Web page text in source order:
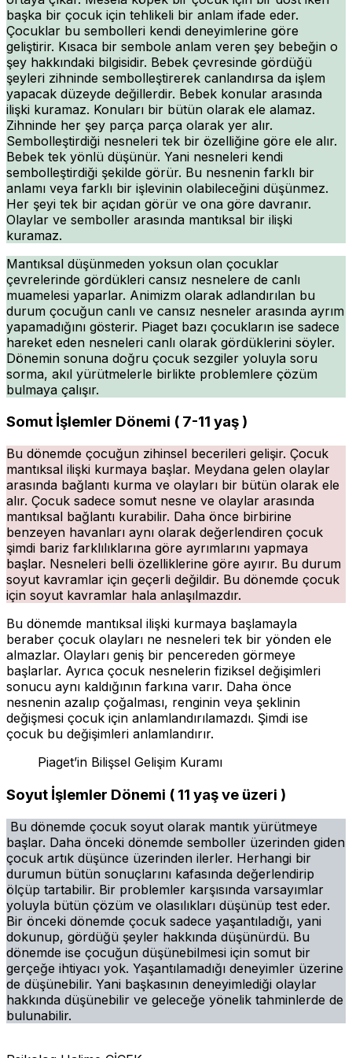
başka bir çocuk için tehlikeli bir anlam ifade eder.
Çocuklar bu sembolleri kendi deneyimlerine göre
geliştirir. Kısaca bir sembole anlam veren şey bebeğin o
şey hakkındaki bilgisidir. Bebek çevresinde gördüğü
şeyleri zihninde sembolleştirerek canlandırsa da işlem
yapacak düzeyde değillerdir. Bebek konular arasında
ilişki kuramaz. Konuları bir bütün olarak ele alamaz.
Zihninde her şey parça parça olarak yer alır.
Sembolleştirdiği nesneleri tek bir özelliğine göre ele alır.
Bebek tek yönlü düşünür. Yani nesneleri kendi
sembolleştirdiği şekilde görür. Bu nesnenin farklı bir
anlamı veya farklı bir işlevinin olabileceğini düşünmez.
Her şeyi tek bir açıdan görür ve ona göre davranır.
Olaylar ve semboller arasında mantıksal bir ilişki
kuramaz.
Mantıksal düşünmeden yoksun olan çocuklar
çevrelerinde gördükleri cansız nesnelere de canlı
muamelesi yaparlar. Animizm olarak adlandırılan bu
durum çocuğun canlı ve cansız nesneler arasında ayrım
yapamadığını gösterir. Piaget bazı çocukların ise sadece
hareket eden nesneleri canlı olarak gördüklerini söyler.
Dönemin sonuna doğru çocuk sezgiler yoluyla soru
sorma, akıl yürütmelerle birlikte problemlere çözüm
bulmaya çalışır.
Somut İşlemler Dönemi ( 7-11 yaş )
Bu dönemde çocuğun zihinsel becerileri gelişir. Çocuk
mantıksal ilişki kurmaya başlar. Meydana gelen olaylar
arasında bağlantı kurma ve olayları bir bütün olarak ele
alır. Çocuk sadece somut nesne ve olaylar arasında
mantıksal bağlantı kurabilir. Daha önce birbirine
benzeyen havanları aynı olarak değerlendiren çocuk
şimdi bariz farklılıklarına göre ayrımlarını yapmaya
başlar. Nesneleri belli özelliklerine göre ayırır. Bu durum
soyut kavramlar için geçerli değildir. Bu dönemde çocuk
için soyut kavramlar hala anlaşılmazdır.
Bu dönemde mantıksal ilişki kurmaya başlamayla
beraber çocuk olayları ne nesneleri tek bir yönden ele
almazlar. Olayları geniş bir pencereden görmeye
başlarlar. Ayrıca çocuk nesnelerin fiziksel değişimleri
sonucu aynı kaldığının farkına varır. Daha önce
nesnenin azalıp çoğalması, renginin veya şeklinin
değişmesi çocuk için anlamlandırılamazdı. Şimdi ise
çocuk bu değişimleri anlamlandırır.
Piaget’in Bilişsel Gelişim Kuramı
Soyut İşlemler Dönemi ( 11 yaş ve üzeri )
Bu dönemde çocuk soyut olarak mantık yürütmeye
başlar. Daha önceki dönemde semboller üzerinden giden
çocuk artık düşünce üzerinden ilerler. Herhangi bir
durumun bütün sonuçlarını kafasında değerlendirip
ölçüp tartabilir. Bir problemler karşısında varsayımlar
yoluyla bütün çözüm ve olasılıkları düşünüp test eder.
Bir önceki dönemde çocuk sadece yaşantıladığı, yani
dokunup, gördüğü şeyler hakkında düşünürdü. Bu
dönemde ise çocuğun düşünebilmesi için somut bir
gerçeğe ihtiyacı yok. Yaşantılamadığı deneyimler üzerine
de düşünebilir. Yani başkasının deneyimlediği olaylar
hakkında düşünebilir ve geleceğe yönelik tahminlerde de
bulunabilir.